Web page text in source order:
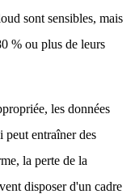
sont sensibles, mais
% ou plus de leurs
les données
peut entraîner des
la perte de la
disposer d'un cadre